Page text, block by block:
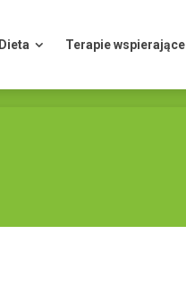
Dieta Terapie wspierające